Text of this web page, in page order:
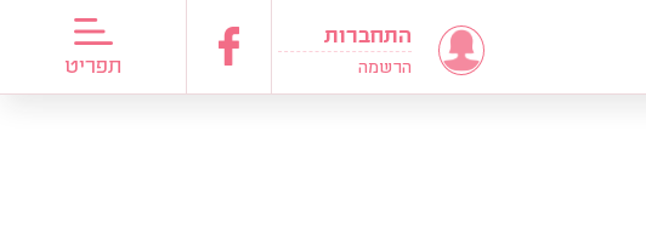
תפריט
התחברות
הרשמה
מדריכות כלות